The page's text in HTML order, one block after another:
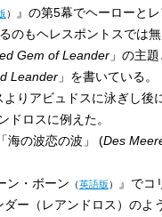
）
』の第5幕でヘーローと
のもヘレスポントスでは無
Gem of Leander」の主題
Leander」を書いている。
よりアビュドスに泳ぎし後
ドロスに例えた。
海の波恋の波」 (Des
ン・ボーン （英語版）
』でコ
ー（レアンドロス）のよ